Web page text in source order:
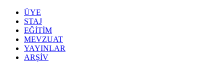
ÜYE
STAJ
EĞİTİM
MEVZUAT
YAYINLAR
ARŞİV